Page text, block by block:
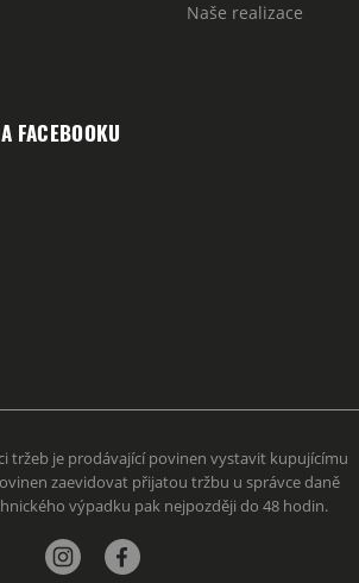
Naše realizace
FACEBOOKU
tržeb je prodávající povinen vystavit kupujícímu
zaevidovat přijatou tržbu u správce daně
výpadku pak nejpozději do 48 hodin.